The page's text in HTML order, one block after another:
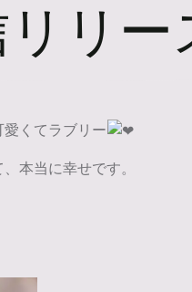
リリ
くてラブリー
本当に幸せです。